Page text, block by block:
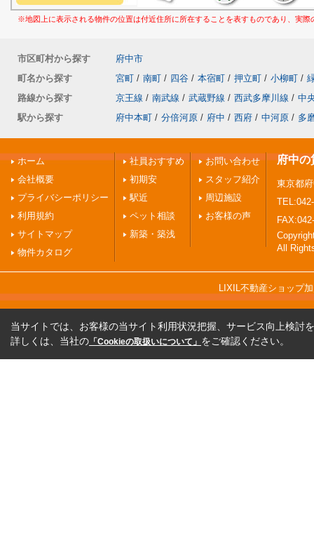
※地図上に表示される物件の位置は付近住所に所在することを表すものであり、実
市区町村から探す
府中市
町名から探す
宮町 / 南町 / 四谷 / 本宿町 / 押立町 / 小柳町 /
路線から探す
京王線 / 南武線 / 武蔵野線 / 西武多摩川線 / 中
駅から探す
府中本町 / 分倍河原 / 府中 / 西府 / 中河原 / 多
ホーム
会社概要
プライバシーポリシー
利用規約
サイトマップ
物件カタログ
社員おすすめ
初期安
駅近
ペット相談
新築・築浅
お問い合わせ
スタッフ紹介
周辺施設
お客様の声
府中の
東京都
All
LIXIL不動産ショップ
当サイトでは、お客様の当サイト利用状況把握、サービス向上検討
詳しくは、当社の 「Cookieの取扱いについて」 をご確認ください。